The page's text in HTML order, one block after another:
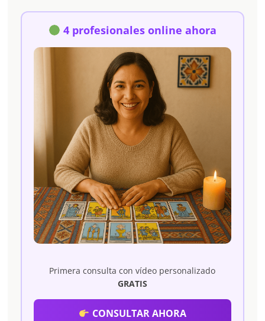
4 profesionales online ahora
Primera consulta con vídeo personalizado
GRATIS
CONSULTAR AHORA